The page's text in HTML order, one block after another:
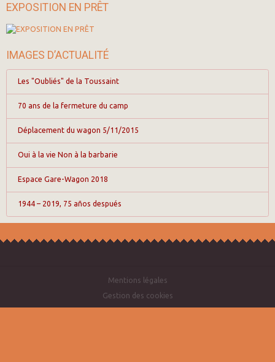
EXPOSITION EN PRÊT
IMAGES D’ACTUALITÉ
Les "Oubliés" de la Toussaint
70 ans de la fermeture du camp
Déplacement du wagon 5/11/2015
Oui à la vie Non à la barbarie
Espace Gare-Wagon 2018
1944 – 2019, 75 años después
Mentions légales
Gestion des cookies